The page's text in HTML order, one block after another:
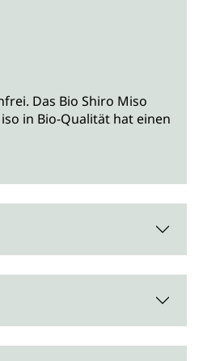
Das Bio Shiro Miso
in Bio-Qualität hat einen